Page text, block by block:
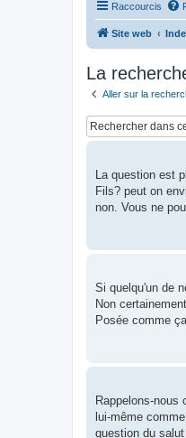
Raccourcis
Site web
La
Aller sur la
La question est
Fils? peut on
non. Vous ne
Si quelqu'un de
Non
Posée comme
Rappelons-
lui-même
question du